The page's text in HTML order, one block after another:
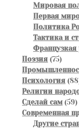
Мировая
Первая
Политика
Тактика и
Поэзия 7575
Психология 88
Религии
Сделай сам 5959
Современная
Другие